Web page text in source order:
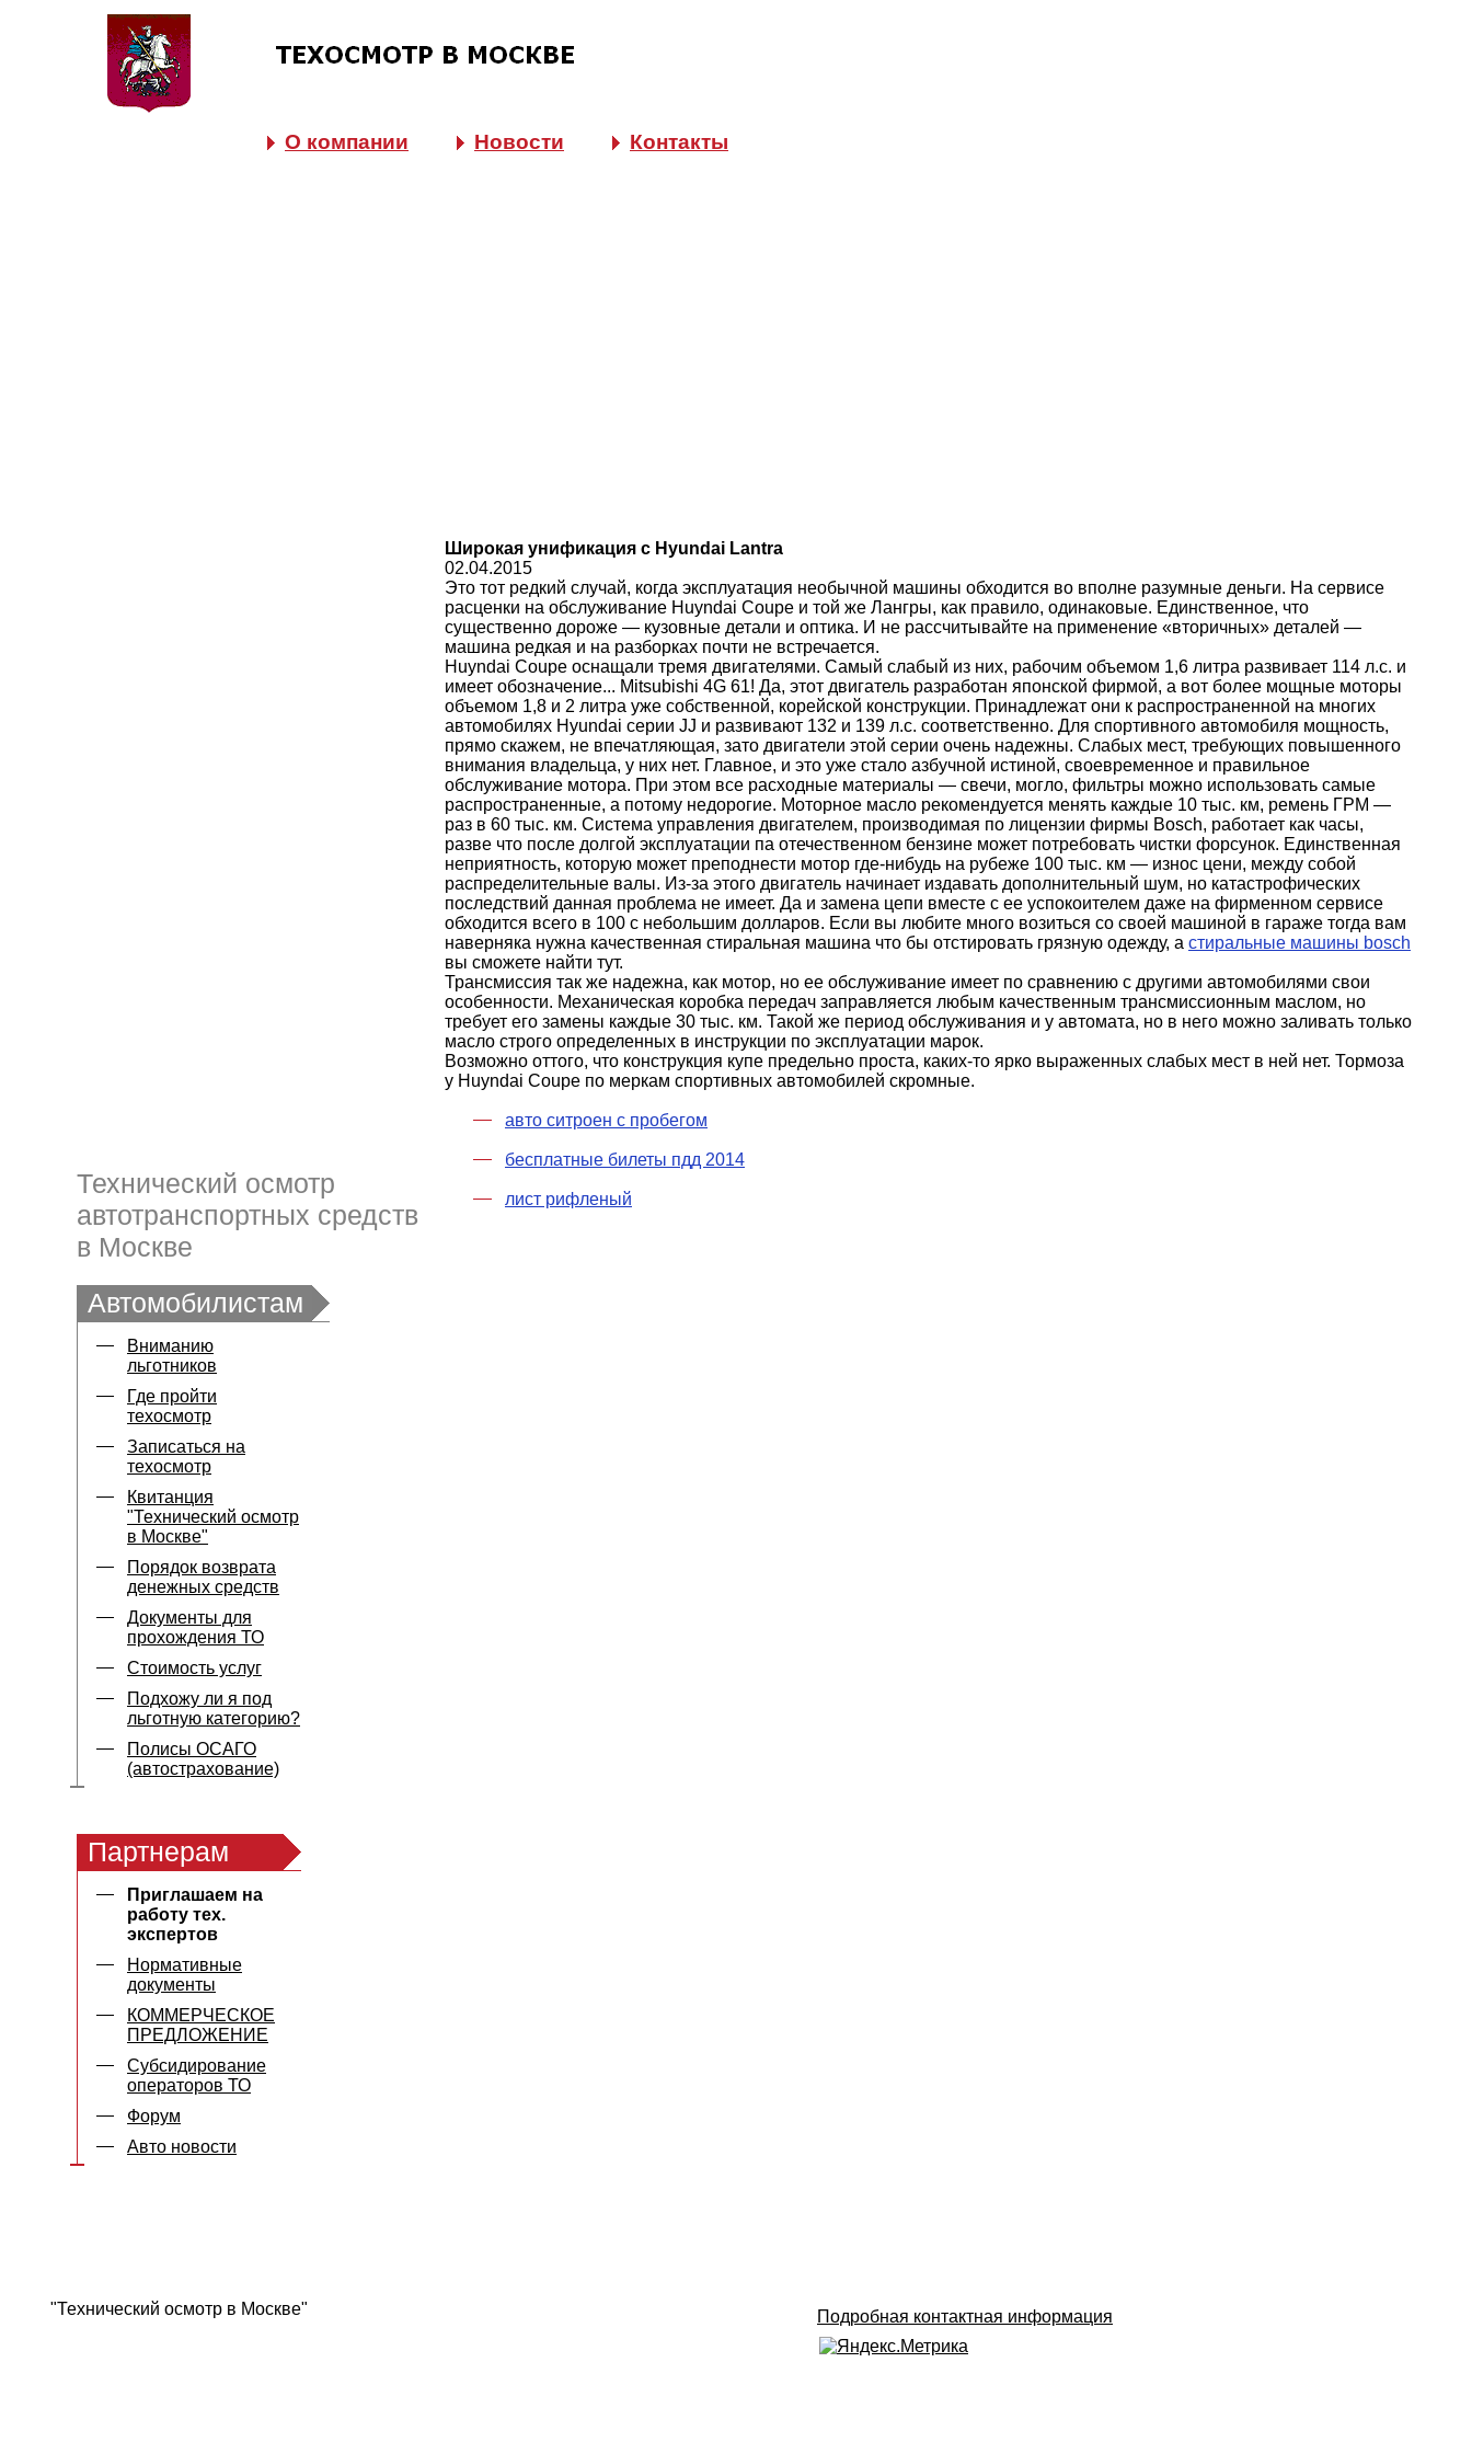
О компании Новости Контакты
Технический осмотр
автотранспортных средств
в Москве
Автомобилистам
Вниманию
льготников
Где пройти
техосмотр
Записаться на
техосмотр
Квитанция
"Технический осмотр
в Москве"
Порядок возврата
денежных средств
Документы для
прохождения ТО
Стоимость услуг
Подхожу ли я под
льготную категорию?
Полисы ОСАГО
(автострахование)
Партнерам
Приглашаем на
работу тех.
экспертов
Нормативные
документы
КОММЕРЧЕСКОЕ
ПРЕДЛОЖЕНИЕ
Субсидирование
операторов ТО
Форум
Авто новости
Широкая унификация с Hyundai Lantra
02.04.2015
Это тот редкий случай, когда эксплуатация необычной машины обходится во вполне разумные деньги. На сервисе
расценки на обслуживание Huyndai Coupe и той же Лангры, как правило, одинаковые. Единственное, что
существенно дороже — кузовные детали и оптика. И не рассчитывайте на применение «вторичных» деталей —
машина редкая и на разборках почти не встречается.
Huyndai Coupe оснащали тремя двигателями. Самый слабый из них, рабочим объемом 1,6 литра развивает 114 л.с. и
имеет обозначение... Mitsubishi 4G 61! Да, этот двигатель разработан японской фирмой, а вот более мощные моторы
объемом 1,8 и 2 литра уже собственной, корейской конструкции. Принадлежат они к распространенной на многих
автомобилях Hyundai серии JJ и развивают 132 и 139 л.с. соответственно. Для спортивного автомобиля мощность,
прямо скажем, не впечатляющая, зато двигатели этой серии очень надежны. Слабых мест, требующих повышенного
внимания владельца, у них нет. Главное, и это уже стало азбучной истиной, своевременное и правильное
обслуживание мотора. При этом все расходные материалы — свечи, могло, фильтры можно использовать самые
распространенные, а потому недорогие. Моторное масло рекомендуется менять каждые 10 тыс. км, ремень ГРМ —
раз в 60 тыс. км. Система управления двигателем, производимая по лицензии фирмы Bosch, работает как часы,
разве что после долгой эксплуатации па отечественном бензине может потребовать чистки форсунок. Единственная
неприятность, которую может преподнести мотор где-нибудь на рубеже 100 тыс. км — износ цени, между собой
распределительные валы. Из-за этого двигатель начинает издавать дополнительный шум, но катастрофических
последствий данная проблема не имеет. Да и замена цепи вместе с ее успокоителем даже на фирменном сервисе
обходится всего в 100 с небольшим долларов. Если вы любите много возиться со своей машиной в гараже тогда вам
наверняка нужна качественная стиральная машина что бы отстировать грязную одежду, а стиральные машины bosch
вы сможете найти тут.
Трансмиссия так же надежна, как мотор, но ее обслуживание имеет по сравнению с другими автомобилями свои
особенности. Механическая коробка передач заправляется любым качественным трансмиссионным маслом, но
требует его замены каждые 30 тыс. км. Такой же период обслуживания и у автомата, но в него можно заливать только
масло строго определенных в инструкции по эксплуатации марок.
Возможно оттого, что конструкция купе предельно проста, каких-то ярко выраженных слабых мест в ней нет. Тормоза
у Huyndai Coupe по меркам спортивных автомобилей скромные.
авто ситроен с пробегом
бесплатные билеты пдд 2014
лист рифленый
"Технический осмотр в Москве" Подробная контактная информация